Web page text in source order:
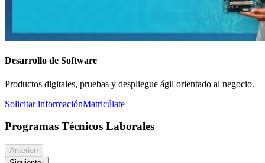
Desarrollo de Software
Productos digitales, pruebas y despliegue ágil orientado al negocio.
Solicitar informaciónMatricúlate
Programas Técnicos Laborales
Anterior‹